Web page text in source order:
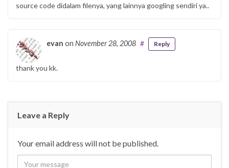
source code didalam filenya, yang lainnya googling sendiri ya..
evan on November 28, 2008 # Reply
thank you kk.
Leave a Reply
Your email address will not be published.